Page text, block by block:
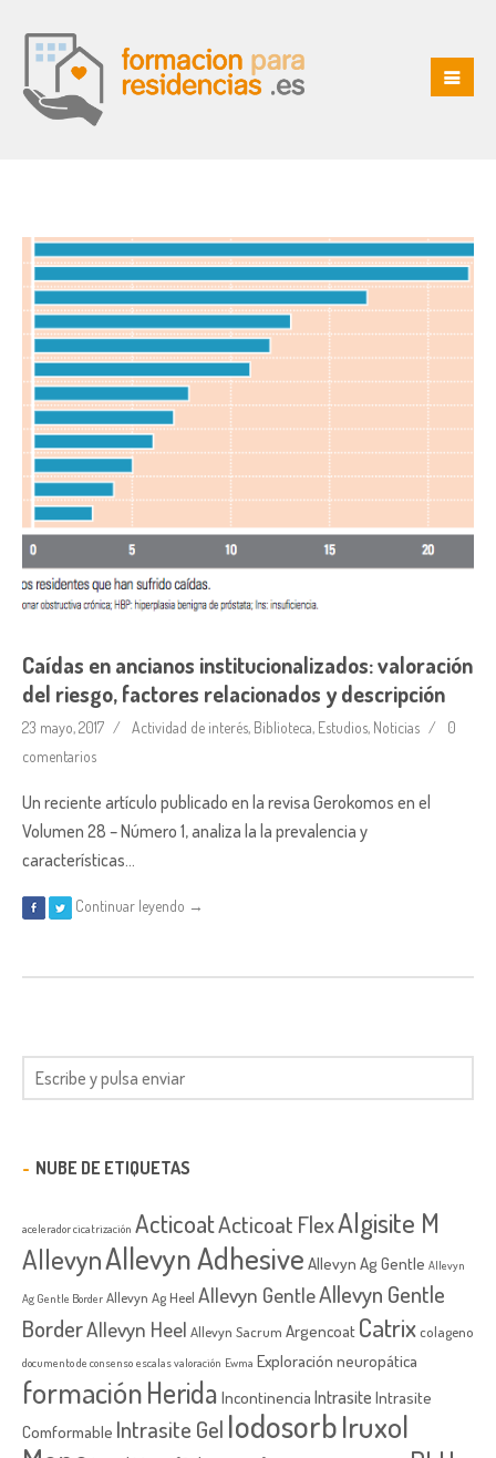
Caídas en ancianos institucionalizados: valoración
del riesgo, factores relacionados y descripción
23 mayo, 2017 Actividad de interés, Biblioteca, Estudios, Noticias
0
comentarios
Un reciente artículo publicado en la revisa Gerokomos en el
Volumen 28 – Número 1, analiza la la prevalencia y
características…
Continuar leyendo →
NUBE DE ETIQUETAS
acelerador cicatrización ActicoatActicoat FlexAlgisite M
AllevynAllevyn Adhesive Allevyn Ag Gentle Allevyn
Ag Gentle Border Allevyn Ag Heel Allevyn GentleAllevyn Gentle
BorderAllevyn Heel Allevyn Sacrum Argencoat Catrix colageno
documento de consenso escalas valoración Ewma Exploración neuropática
formaciónHerida Incontinencia Intrasite Intrasite
Comformable Intrasite Gel IodosorbIruxol